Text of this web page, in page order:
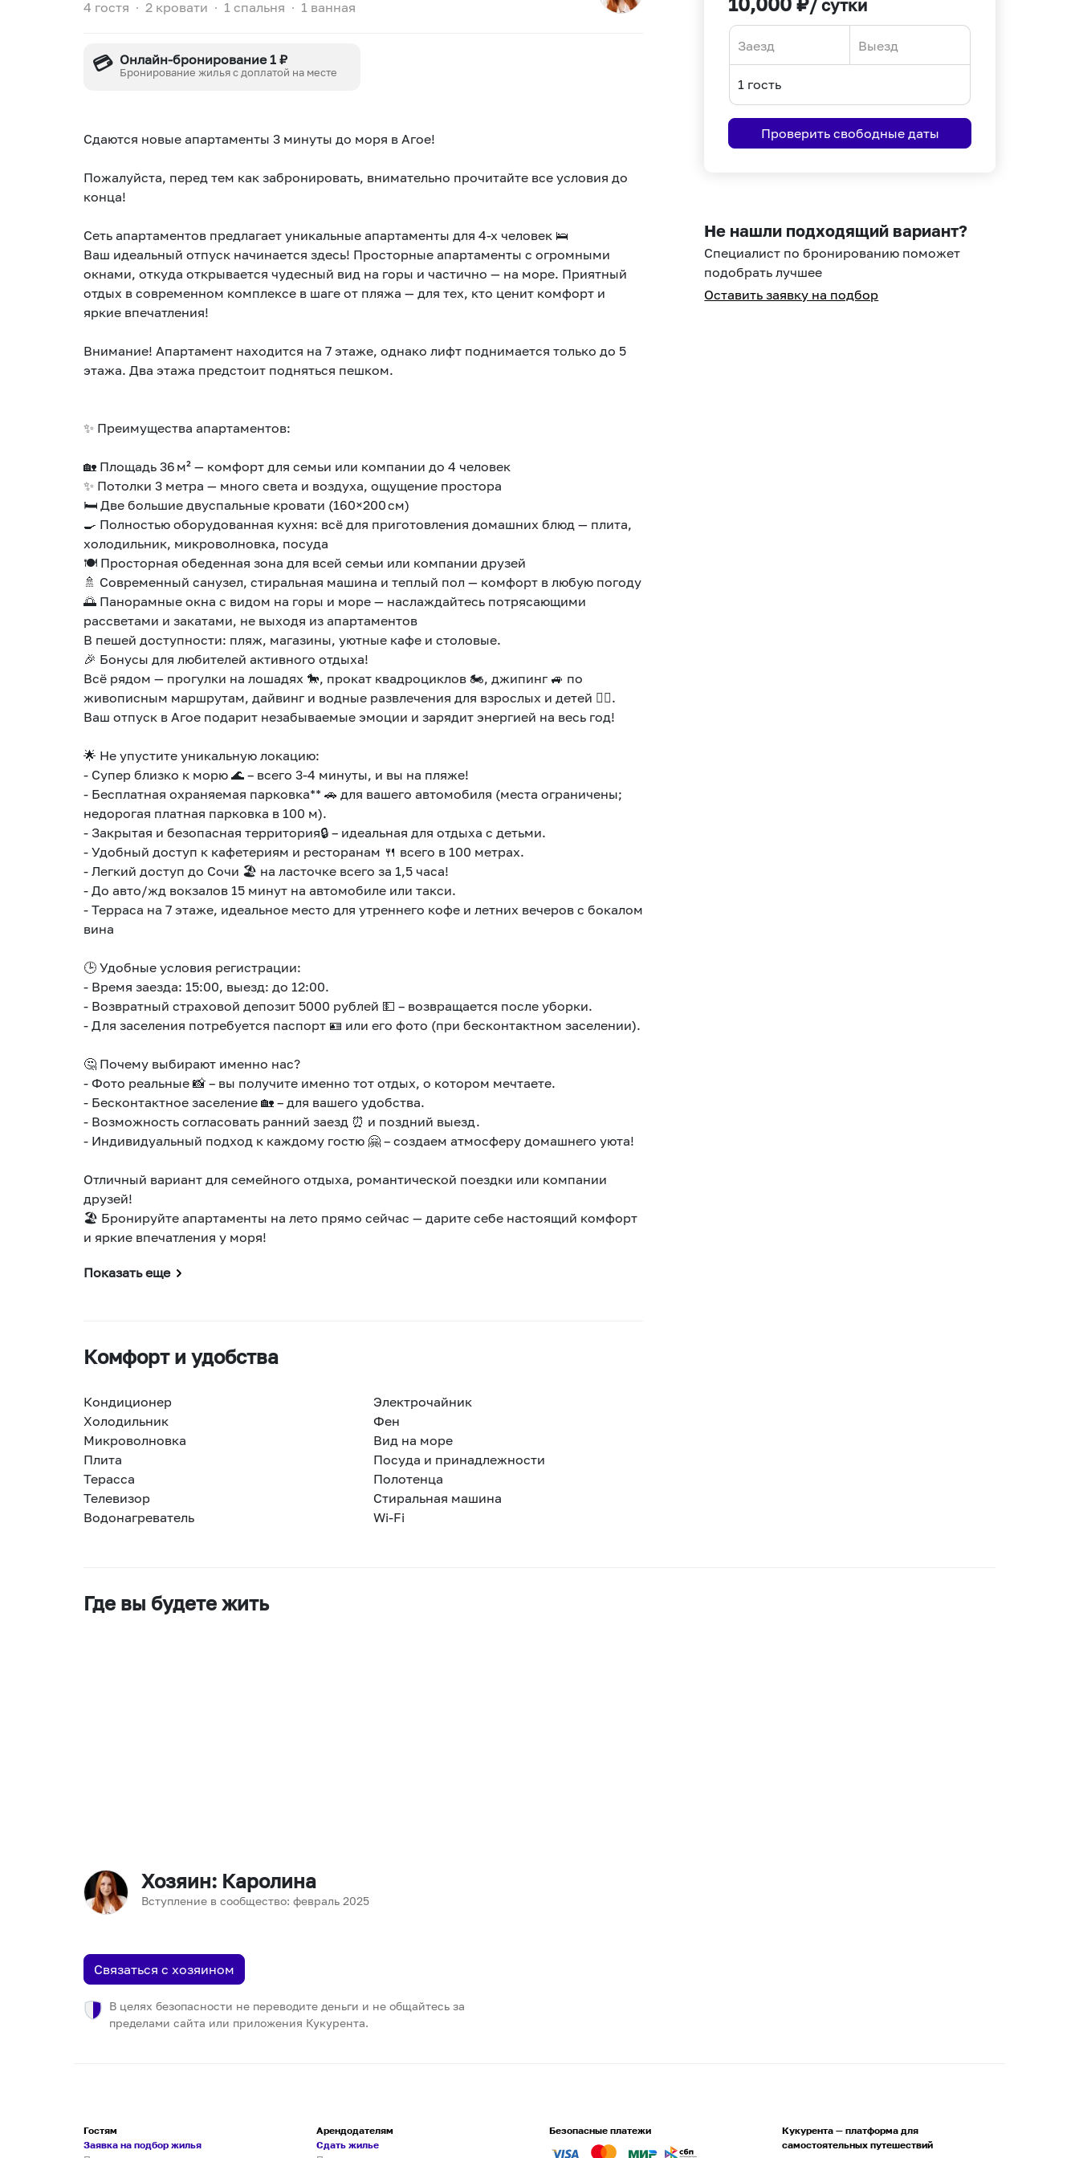
4 гостя ∙ 2 кровати ∙ 1 спальня ∙ 1 ванная
💳 Онлайн-бронирование 1 ₽
Бронирование жилья с доплатой на месте
Сдаются новые апартаменты 3 минуты до моря в Агое!
Пожалуйста, перед тем как забронировать, внимательно прочитайте все условия до
конца!
Сеть апартаментов предлагает уникальные апартаменты для 4-х человек 🛌
Ваш идеальный отпуск начинается здесь! Просторные апартаменты с огромными
окнами, откуда открывается чудесный вид на горы и частично — на море. Приятный
отдых в современном комплексе в шаге от пляжа — для тех, кто ценит комфорт и
яркие впечатления!
Внимание! Апартамент находится на 7 этаже, однако лифт поднимается только до 5
этажа. Два этажа предстоит подняться пешком.
✨ Преимущества апартаментов:
🏡 Площадь 36 м² — комфорт для семьи или компании до 4 человек
✨ Потолки 3 метра — много света и воздуха, ощущение простора
🛏 Две большие двуспальные кровати (160×200 см)
🍳 Полностью оборудованная кухня: всё для приготовления домашних блюд — плита,
холодильник, микроволновка, посуда
🍽 Просторная обеденная зона для всей семьи или компании друзей
🚿 Современный санузел, стиральная машина и теплый пол — комфорт в любую погоду
🌅 Панорамные окна с видом на горы и море — наслаждайтесь потрясающими
рассветами и закатами, не выходя из апартаментов
В пешей доступности: пляж, магазины, уютные кафе и столовые.
🎉 Бонусы для любителей активного отдыха!
Всё рядом — прогулки на лошадях 🐎, прокат квадроциклов 🏍, джипинг 🚙 по
живописным маршрутам, дайвинг и водные развлечения для взрослых и детей 🏄‍♂️.
Ваш отпуск в Агое подарит незабываемые эмоции и зарядит энергией на весь год!
🌟 Не упустите уникальную локацию:
- Супер близко к морю 🌊 – всего 3-4 минуты, и вы на пляже!
- Бесплатная охраняемая парковка** 🚗 для вашего автомобиля (места ограничены;
недорогая платная парковка в 100 м).
- Закрытая и безопасная территория🔒 – идеальная для отдыха с детьми.
- Удобный доступ к кафетериям и ресторанам 🍴 всего в 100 метрах.
- Легкий доступ до Сочи 🏖️ на ласточке всего за 1,5 часа!
- До авто/жд вокзалов 15 минут на автомобиле или такси.
- Терраса на 7 этаже, идеальное место для утреннего кофе и летних вечеров с бокалом
вина
🕒 Удобные условия регистрации:
- Время заезда: 15:00, выезд: до 12:00.
- Возвратный страховой депозит 5000 рублей 💵 – возвращается после уборки.
- Для заселения потребуется паспорт 🪪 или его фото (при бесконтактном заселении).
🤔 Почему выбирают именно нас?
- Фото реальные 📸 – вы получите именно тот отдых, о котором мечтаете.
- Бесконтактное заселение 🏡 – для вашего удобства.
- Возможность согласовать ранний заезд ⏰ и поздний выезд.
- Индивидуальный подход к каждому гостю 🤗 – создаем атмосферу домашнего уюта!
Отличный вариант для семейного отдыха, романтической поездки или компании
друзей!
🏖 Бронируйте апартаменты на лето прямо сейчас — дарите себе настоящий комфорт
и яркие впечатления у моря!
Показать еще
Комфорт и удобства
Кондиционер
Электрочайник
Холодильник
Фен
Микроволновка
Вид на море
Плита
Посуда и принадлежности
Терасса
Полотенца
Телевизор
Стиральная машина
Водонагреватель
Wi-Fi
/ сутки
forward
interact
with
select
a
date.
the
interact
with
select
a
the
Проверить свободные даты
Не нашли подходящий вариант?
Специалист по бронированию поможет
подобрать лучшее
Оставить заявку на подбор
Где вы будете жить
Хозяин: Каролина
Вступление в сообщество: февраль 2025
Связаться с хозяином
В целях безопасности не переводите деньги и не общайтесь за
пределами сайта или приложения Кукурента.
Гостям
Заявка на подбор жилья
Арендодателям
Сдать жилье
Безопасные платежи
Кукурента — платформа для
самостоятельных путешествий